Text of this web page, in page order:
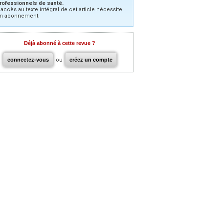
de santé.
au texte intégral de cet article nécessite
abonnement.
Déjà abonné à cette revue ?
connectez-vous ou créez un compte